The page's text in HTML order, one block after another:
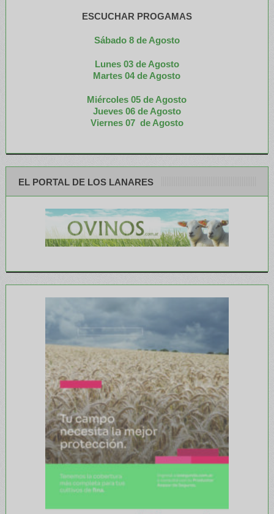
ESCUCHAR PROGAMAS
Sábado 8 de Agosto
Lunes 03 de Agosto
Martes 04 de Agosto
Miércoles 05 de Agosto
Jueves 06 de Agosto
Viernes 07 de Agosto
EL PORTAL DE LOS LANARES